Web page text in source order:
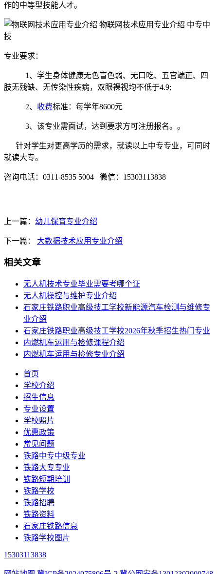
作的中等型技能人才。
专业要求：
1、学生身体健康无色盲色弱、无口吃、五官端正、四
肢无残缺、无传染性疾病，双眼裸视均不低于4.9;
2、 收费标准：每学年8600元
3、该专业需面试，达到要求方可注册报名。。
针对学生对更高学历的需求，就读以上中专专业，可同时
就读大专。
咨询电话：0311-8535 5004 微信：15303113838
上一篇： 幼儿保育专业介绍
下一篇： 大数据技术应用专业介绍
相关文章
无人机技术专业毕业需要考哪个证
​无人机操控与维护专业介绍
石家庄铁路职业高级技工学校新能源汽车检测与维修专
业介绍
石家庄铁路职业高级技工学校2026年秋季招生热门专业
内燃机车运用与检修课程介绍
内燃机车运用与检修专业介绍
首页
学校介绍
招生信息
专业设置
学校照片
优惠政策
常见问题
铁路中专中级专业
铁路大专专业
铁路短期培训
铁路学校
铁路招聘
铁路资料
石家庄铁路信息
铁路学校图片
15303113838